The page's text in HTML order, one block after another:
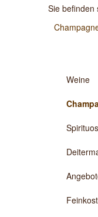
Sie befinden
Weine
Feinkost